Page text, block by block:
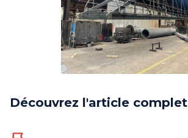
Découvrez l'article complet